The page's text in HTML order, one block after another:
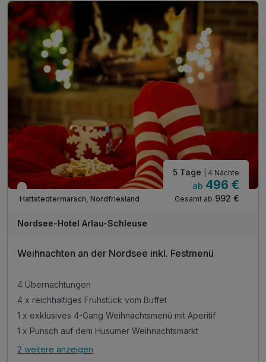
1 x Stadtführung / Museumsbesuch in Husum
1 x 15 € Gutschein für das KünstlerCafé in Husum
1 x Freigetränk in der hoteleigenen Friesenbar
1 x Flasche Mineralwasser im Zimmer
inkl. Nutzung W-LAN
inkl. Parkplatz
Saisonal verfügbar
Hattstedtermarsch, Nordfriesland
5 Tage | 4 Nächte
ab 496 €
Gesamt ab 992 €
Nordsee-Hotel Arlau-Schleuse
Weihnachten an der Nordsee inkl. Festmenü
4 Übernachtungen
4 x reichhaltiges Frühstück vom Buffet
1 x exklusives 4-Gang Weihnachtsmenü mit Aperitif
1 x Punsch auf dem Husumer Weihnachtsmarkt
Alle Inklusivleistungen
2 weitere anzeigen